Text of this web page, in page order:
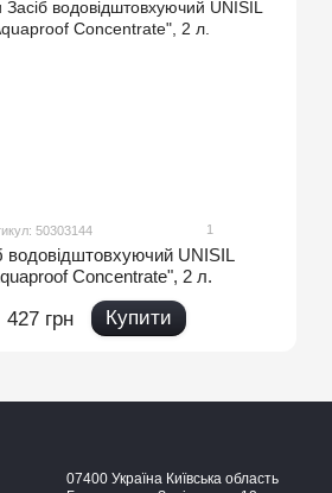
50303144 1
водовідштовхуючий UNISIL
Concentrate", 2 л.
427 грн Купити
07400 Україна Київська область